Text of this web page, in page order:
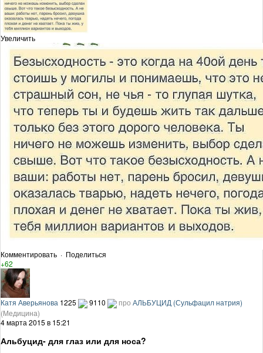
Увеличить
Комментировать · Поделиться
+62
Катя Аверьянова 1225 9110 про АЛЬБУЦИД (Сульфацил натрия)
(Медицина)
4 марта 2015 в 15:21
Альбуцид- для глаз или для носа?